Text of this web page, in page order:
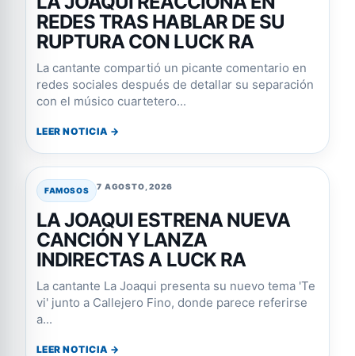
REDES TRAS HABLAR DE SU
RUPTURA CON LUCK RA
La cantante compartió un picante comentario en
redes sociales después de detallar su separación
con el músico cuartetero...
LEER NOTICIA →
FAMOSOS 7 AGOSTO, 2026
LA JOAQUI ESTRENA NUEVA
CANCIÓN Y LANZA
INDIRECTAS A LUCK RA
La cantante La Joaqui presenta su nuevo tema 'Te
vi' junto a Callejero Fino, donde parece referirse
a...
LEER NOTICIA →